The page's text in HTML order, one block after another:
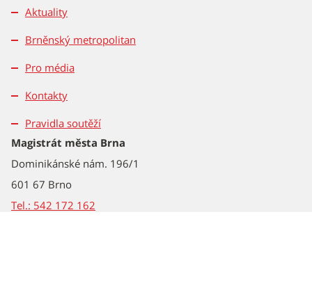
Aktuality
Brněnský metropolitan
Pro média
Kontakty
Pravidla soutěží
Magistrát města Brna
Dominikánské nám. 196/1
601 67 Brno
Tel.: 542 172 162